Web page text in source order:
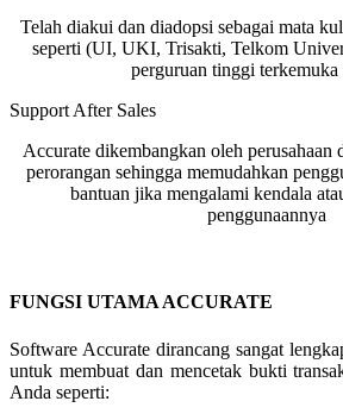
Telah diakui dan diadopsi sebagai mata
seperti (UI, UKI, Trisakti, Telkom
perguruan tinggi terkemuka
Support After Sales
Accurate dikembangkan oleh perusahaan
perorangan sehingga memudahkan
bantuan jika mengalami kendala
penggunaannya
FUNGSI UTAMA ACCURATE
Software Accurate dirancang sangat
untuk membuat dan mencetak bukti
Anda seperti: